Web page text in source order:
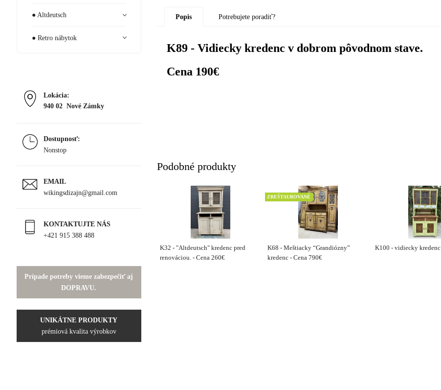
● Altdeutsch
● Retro nábytok
Lokácia:
940 02 Nové Zámky
Dostupnosť:
Nonstop
EMAIL
wikingsdizajn@gmail.com
KONTAKTUJTE NÁS
+421 915 388 488
Prípade potreby vieme zabezpečiť aj
DOPRAVU.
UNIKÁTNE PRODUKTY
prémiová kvalita výrobkov
Popis Potrebujete poradiť?
K89 - Vidiecky kredenc v dobrom pôvodnom stave.
Cena 190€
Podobné produkty
K32 - "Altdeutsch" kredenc pred
renováciou. - Cena 260€
K68 - Meštiacky “Grandiózny”
kredenc - Cena 790€
ZREŠTAUROVANÉ
K100 - vidiecky kredenc